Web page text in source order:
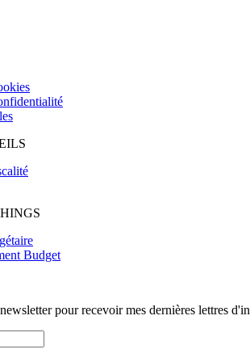
Budget
pour recevoir mes dernières lettres